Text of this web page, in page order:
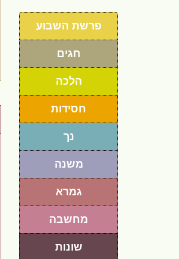
פרשת השבוע
חגים
הלכה
חסידות
נך
משנה
גמרא
מחשבה
שונות